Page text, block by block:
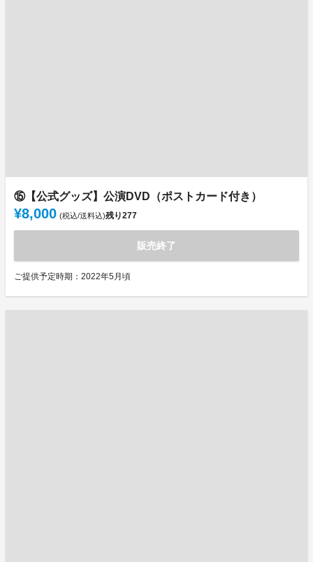
⑮【公式グッズ】公演DVD（ポストカード付き）
¥8,000 (税込/送料込)残り277
販売終了
ご提供予定時期：2022年5月頃